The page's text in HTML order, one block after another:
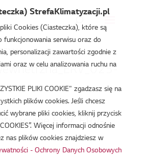
ERV_ERV-
StrefaKlimatyzacji.pl
Cookies (Ciasteczka), które są
funkcjonowania serwisu oraz do
personalizacji zawartości zgodnie z
oraz w celu analizowania ruchu na
PLIKI COOKIE" zgadzasz się na
plików cookies. Jeśli chcesz
wybrane pliki cookies, kliknij przycisk
Więcej informacji odnośnie
nas plików cookies znajdziesz w
- Ochrony Danych Osobowych